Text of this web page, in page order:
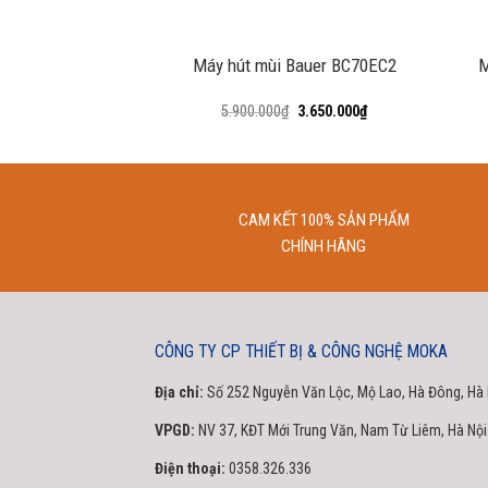
Máy hút mùi Bauer BC70EC2
5.900.000₫ 3.650.000₫
CAM KẾT 100% SẢN PHẨM
CHÍNH HÃNG
CÔNG TY CP THIẾT BỊ & CÔNG NGHỆ MOKA
Địa chỉ: Số 252 Nguyễn Văn Lộc, Mộ Lao, Hà Đông, Hà
VPGD: NV 37, KĐT Mới Trung Văn, Nam Từ Liêm, Hà
Điện thoại: 0358.326.336